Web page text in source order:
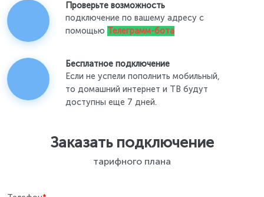
Проверьте возможность
подключение по вашему адресу с
помощью Телеграмм-бота
Бесплатное подключение
Если не успели пополнить мобильный,
то домашний интернет и ТВ будут
доступны еще 7 дней.
Заказать подключение
тарифного плана